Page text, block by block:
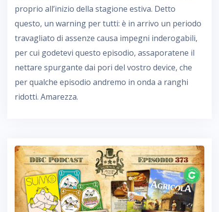
proprio all’inizio della stagione estiva. Detto
questo, un warning per tutti: è in arrivo un periodo
travagliato di assenze causa impegni inderogabili,
per cui godetevi questo episodio, assaporatene il
nettare spurgante dai pori del vostro device, che
per qualche episodio andremo in onda a ranghi
ridotti. Amarezza.